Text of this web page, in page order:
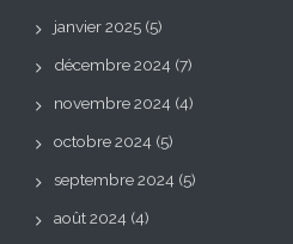
janvier 2025 (5)
décembre 2024 (7)
novembre 2024 (4)
octobre 2024 (5)
septembre 2024 (5)
août 2024 (4)